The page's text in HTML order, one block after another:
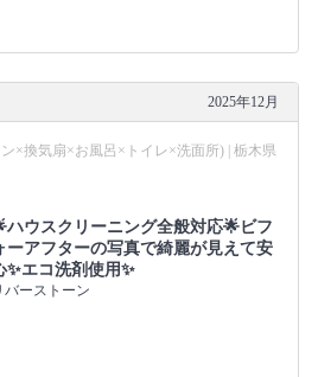
2025年12月
×換気扇×お風呂×トイレ×洗面所) | 栃木県
ハウスクリーニング全般対応🌟ビフ
ーアフターの写真で綺麗が見えて安
✨エコ洗剤使用✨
バーストーン